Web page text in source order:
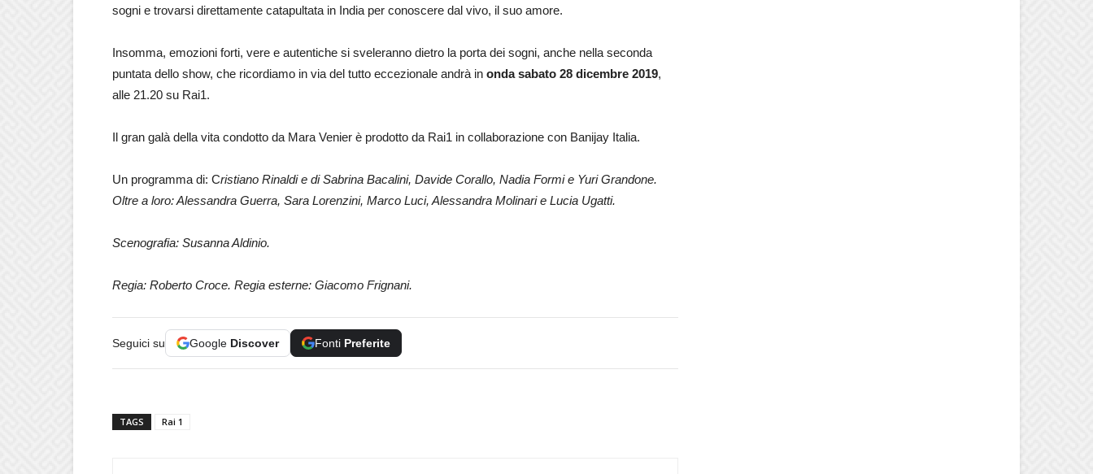
sogni e trovarsi direttamente catapultata in India per conoscere dal vivo, il suo amore.
Insomma, emozioni forti, vere e autentiche si sveleranno dietro la porta dei sogni, anche nella seconda
puntata dello show, che ricordiamo in via del tutto eccezionale andrà in onda sabato 28 dicembre 2019,
alle 21.20 su Rai1.
Il gran galà della vita condotto da Mara Venier è prodotto da Rai1 in collaborazione con Banijay Italia.
Un programma di: Cristiano Rinaldi e di Sabrina Bacalini, Davide Corallo, Nadia Formi e Yuri Grandone.
Oltre a loro: Alessandra Guerra, Sara Lorenzini, Marco Luci, Alessandra Molinari e Lucia Ugatti.
Scenografia: Susanna Aldinio.
Regia: Roberto Croce. Regia esterne: Giacomo Frignani.
Seguici su Google Discover Fonti Preferite
TAGS Rai 1